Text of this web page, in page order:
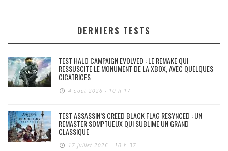
DERNIERS TESTS
TEST HALO CAMPAIGN EVOLVED : LE REMAKE QUI
RESSUSCITE LE MONUMENT DE LA XBOX, AVEC QUELQUES
CICATRICES
4 août 2026 - 10 h 17
TEST ASSASSIN’S CREED BLACK FLAG RESYNCED : UN
REMASTER SOMPTUEUX QUI SUBLIME UN GRAND
CLASSIQUE
17 juillet 2026 - 10 h 37